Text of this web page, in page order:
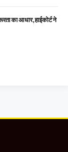
का आधार, हाईकोर्ट ने